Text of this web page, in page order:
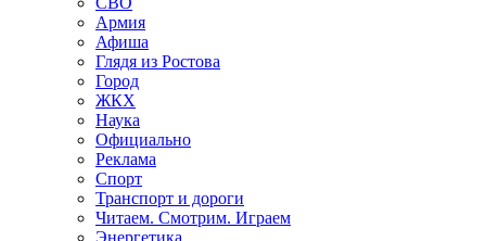
Армия
Афиша
Глядя из Ростова
Город
ЖКХ
Наука
Официально
Реклама
Спорт
Транспорт и дороги
Читаем. Смотрим. Играем
Энергетика